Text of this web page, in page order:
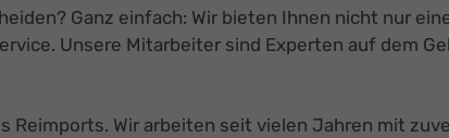
Ganz einfach: Wir bieten Ihnen nicht nur
Unsere Mitarbeiter sind Experten auf dem
Wir arbeiten seit vielen Jahren mit